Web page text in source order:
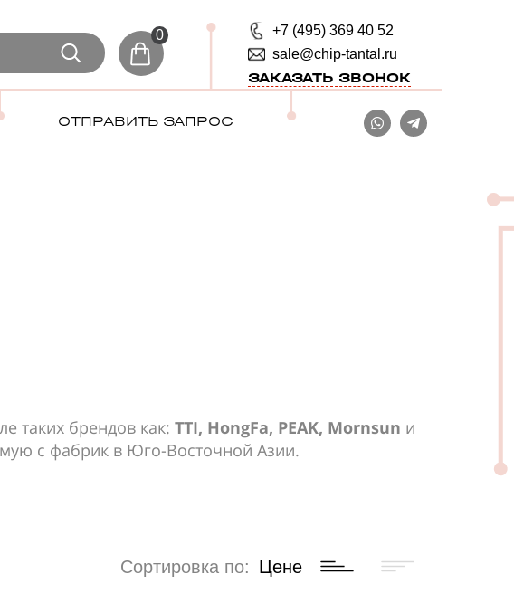
0
+7 (495) 369 40 52
sale@chip-tantal.ru
ЗАКАЗАТЬ ЗВОНОК
ОТПРАВИТЬ ЗАПРОС
таких брендов как: TTI, HongFa, PEAK, Mornsun и
с фабрик в Юго-Восточной Азии.
Сортировка по: Цене